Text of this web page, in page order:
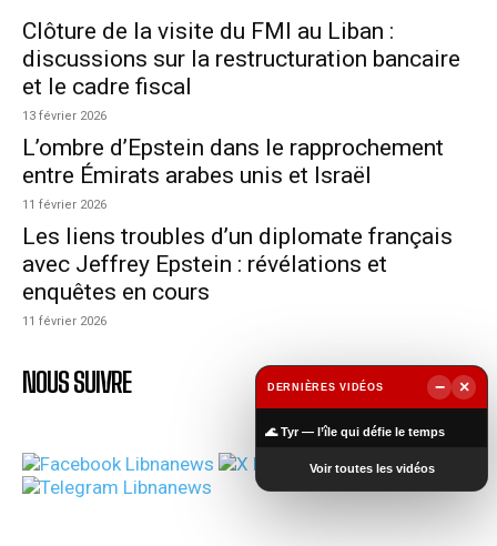
Clôture de la visite du FMI au Liban :
discussions sur la restructuration bancaire
et le cadre fiscal
13 février 2026
L’ombre d’Epstein dans le rapprochement
entre Émirats arabes unis et Israël
11 février 2026
Les liens troubles d’un diplomate français
avec Jeffrey Epstein : révélations et
enquêtes en cours
11 février 2026
NOUS SUIVRE DERNIÈRES VIDÉOS −
×
🌊 Tyr — l’île qui défie le temps
Voir toutes les vidéos